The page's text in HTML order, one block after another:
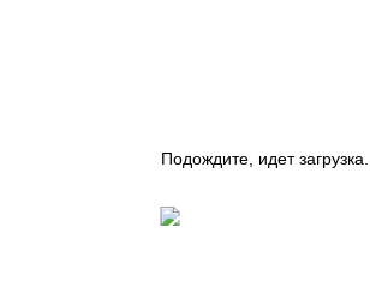
Подождите, идет загрузка...